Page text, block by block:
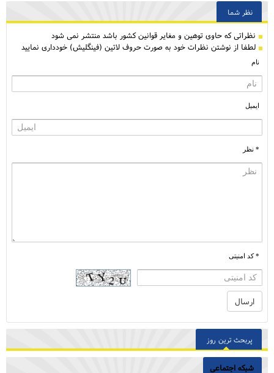
نظر شما
نظراتی كه حاوی توهین و مغایر قوانین کشور باشد منتشر نمی شود
لطفا از نوشتن نظرات خود به صورت حروف لاتین (فینگلیش) خودداری نمایید
نام
ایمیل
* نظر
* کد امنیتی
پربحث ترین روز
شبکه اجتماعی